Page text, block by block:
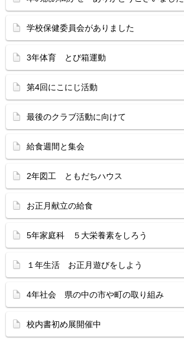
学校保健委員会がありました
3年体育 とび箱運動
第4回にこにじ活動
最後のクラブ活動に向けて
給食週間と集会
2年図工 ともだちハウス
お正月献立の給食
5年家庭科 ５大栄養素をしろう
１年生活 お正月遊びをしよう
4年社会 県の中の市や町の取り組み
校内書初め展開催中